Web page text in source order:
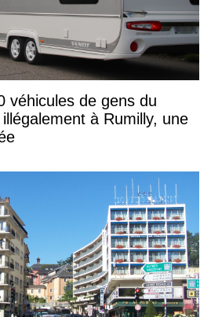
véhicules de gens du
à Rumilly, une